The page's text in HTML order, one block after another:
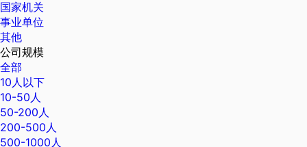
国家机关
事业单位
其他
公司规模
全部
10人以下
10-50人
50-200人
200-500人
500-1000人